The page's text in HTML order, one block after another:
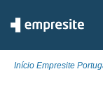
Início Empresite